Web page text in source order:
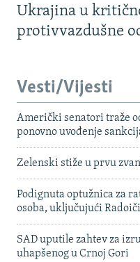
Ukrajina u
protivvazdušne
Vesti/Vijesti
Američki senatori traže
ponovno uvođenje
Zelenski stiže u prvu
Podignuta optužnica za
osoba, uključujući
SAD uputile zahtev za
uhapšenog u Crnoj Gori